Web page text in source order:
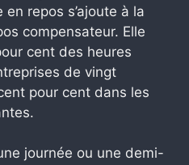
repos s’ajoute à la
compensateur. Elle
cent des heures
de vingt
pour cent dans les
journée ou une demi-